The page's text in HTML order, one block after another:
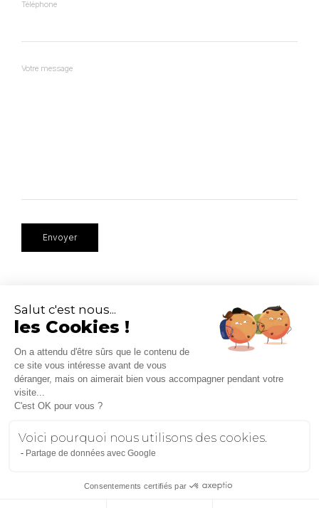
Téléphone
Votre message
Le Monde Change
75002 Paris
01 83 95 44 64
Blog Mentions légales Politique de confidentialité
Salut c'est nous...
les Cookies !
On a attendu d'être sûrs que le contenu de
ce site vous intéresse avant de vous
déranger, mais on aimerait bien vous accompagner pendant votre
visite...
C'est OK pour vous ?
Voici pourquoi nous utilisons des cookies.
Partage de données avec Google
Consentements certifiés par